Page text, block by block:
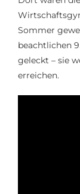
Sommer
beachtlichen
geleckt – sie
erreichen.